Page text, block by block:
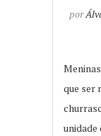
por
que ser
unidade